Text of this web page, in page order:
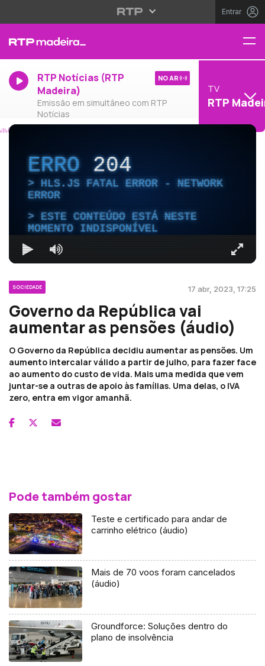
Entrar
RTP Notícias (RTP
Madeira)
Emissão em simultâneo com RTP
Notícias
NO AR
TV
RTP
ERRO204
HLS.JS FATAL ERROR - NETWORK
ERROR
ESTE CONTEÚDO ESTÁ NESTE
MOMENTO INDISPONÍVEL
SOCIEDADE 17 abr, 2023, 17:25
Governo da República vai
aumentar as pensões (áudio)
O Governo da República decidiu aumentar as pensões. Um
aumento intercalar válido a partir de julho, para fazer face
ao aumento do custo de vida. Mais uma medida que vem
juntar-se a outras de apoio às famílias. Uma delas, o IVA
zero, entra em vigor amanhã.
Pode também gostar
Teste e certificado para andar de
carrinho elétrico (áudio)
Mais de 70 voos foram cancelados
(áudio)
Groundforce: Soluções dentro do
plano de insolvência